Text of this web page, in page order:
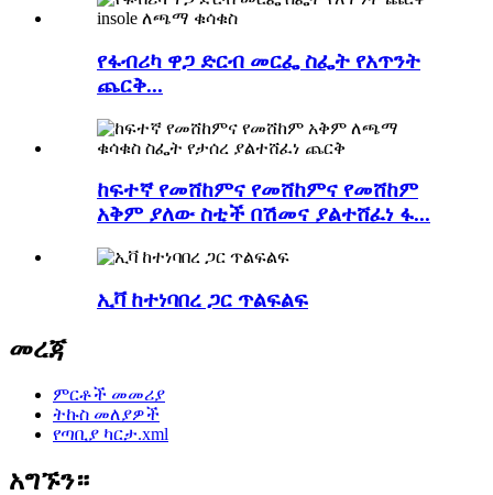
የፋብሪካ ዋጋ ድርብ መርፌ ስፌት የአጥንት
ጨርቅ...
ከፍተኛ የመሸከምና የመሸከምና የመሸከም
አቅም ያለው ስቲች በሽመና ያልተሸፈነ ፋ...
ኢቫ ከተነባበረ ጋር ጥልፍልፍ
መረጃ
ምርቶች መመሪያ
ትኩስ መለያዎች
የጣቢያ ካርታ.xml
አግኙን።